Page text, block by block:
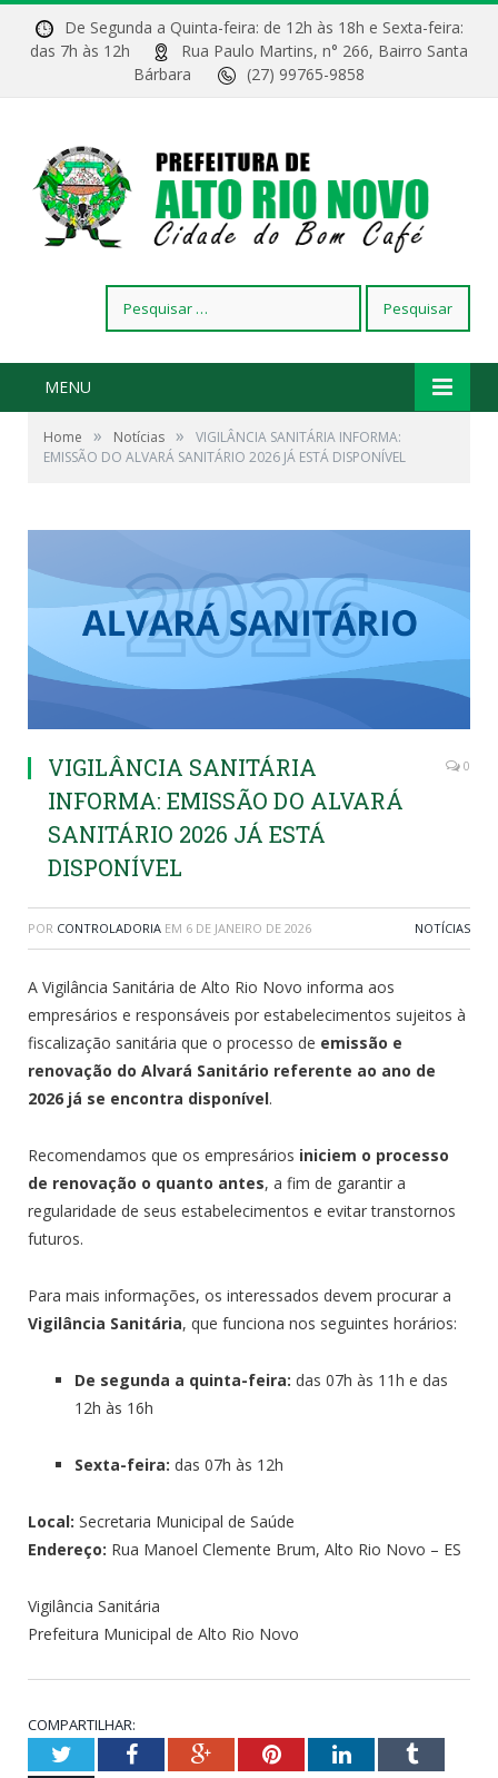
De Segunda a Quinta-feira: de 12h às 18h e Sexta-feira:
das 7h às 12h
Rua Paulo Martins, n° 266, Bairro Santa
Bárbara
(27) 99765-9858
por:
MENU
Home » Notícias »
VIGILÂNCIA SANITÁRIA INFORMA:
EMISSÃO DO ALVARÁ SANITÁRIO 2026 JÁ ESTÁ DISPONÍVEL
VIGILÂNCIA SANITÁRIA
INFORMA: EMISSÃO DO ALVARÁ
SANITÁRIO 2026 JÁ ESTÁ
DISPONÍVEL
0
POR CONTROLADORIA EM 6 DE JANEIRO DE 2026 NOTÍCIAS
A Vigilância Sanitária de Alto Rio Novo informa aos
empresários e responsáveis por estabelecimentos sujeitos à
fiscalização sanitária que o processo de emissão e
renovação do Alvará Sanitário referente ao ano de
2026 já se encontra disponível.
Recomendamos que os empresários iniciem o processo
de renovação o quanto antes, a fim de garantir a
regularidade de seus estabelecimentos e evitar transtornos
futuros.
Para mais informações, os interessados devem procurar a
Vigilância Sanitária, que funciona nos seguintes horários:
De segunda a quinta-feira: das 07h às 11h e das
12h às 16h
Sexta-feira: das 07h às 12h
Local: Secretaria Municipal de Saúde
Endereço: Rua Manoel Clemente Brum, Alto Rio Novo – ES
Vigilância Sanitária
Prefeitura Municipal de Alto Rio Novo
COMPARTILHAR:
TwitterFacebookGoogle+PinterestLinkedInTumblr